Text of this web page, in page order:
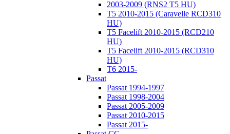
2003-2009 (RNS2 T5 HU)
T5 2010-2015 (Caravelle RCD310
HU)
T5 Facelift 2010-2015 (RCD210
HU)
T5 Facelift 2010-2015 (RCD310
HU)
T6 2015-
Passat
Passat 1994-1997
Passat 1998-2004
Passat 2005-2009
Passat 2010-2015
Passat 2015-